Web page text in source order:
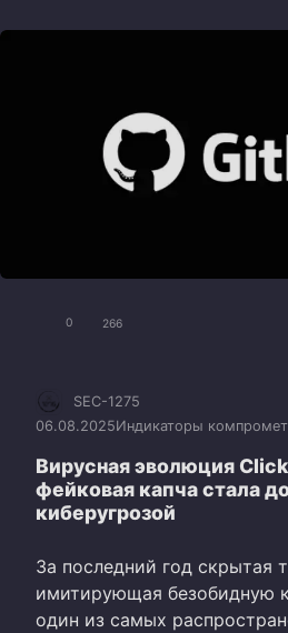
0 266
SEC-1275
06.08.2025Индикаторы
Вирусная эволюция
фейковая капча стала
киберугрозой
За последний год скрытая
имитирующая безобидную
один из самых